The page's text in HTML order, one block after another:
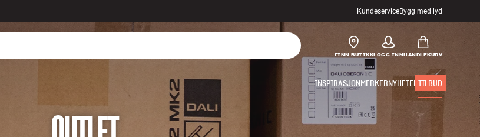
KundeserviceBygg med lyd
FINN BUTIKKLOGG INNHANDLEKURV
INSPIRASJONMERKERNYHETER TILBUD